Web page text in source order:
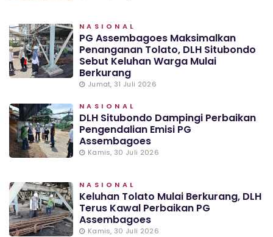
NASIONAL
PG Assembagoes Maksimalkan
Penanganan Tolato, DLH Situbondo
Sebut Keluhan Warga Mulai
Berkurang
Jumat, 31 Juli 2026
NASIONAL
DLH Situbondo Dampingi Perbaikan
Pengendalian Emisi PG
Assembagoes
Kamis, 30 Juli 2026
NASIONAL
Keluhan Tolato Mulai Berkurang, DLH
Terus Kawal Perbaikan PG
Assembagoes
Kamis, 30 Juli 2026